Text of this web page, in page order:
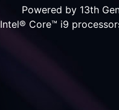
Powered by 13th
Intel® Core™ i9